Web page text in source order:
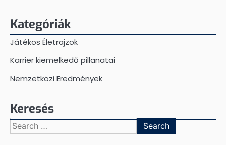
Kategóriák
Játékos Életrajzok
Karrier kiemelkedő pillanatai
Nemzetközi Eredmények
Keresés
Search
for: